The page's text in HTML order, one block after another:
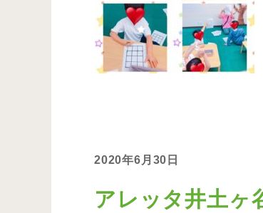
2020年6月30日
アレッタ井土ヶ